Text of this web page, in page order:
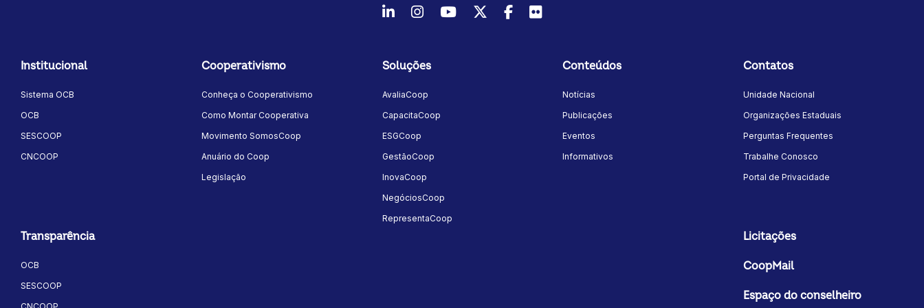
LinkedInInstagram
YoutubeTwitter/X
Facebook
Flickr
Institucional
Sistema OCB
OCB
SESCOOP
CNCOOP
Cooperativismo
Conheça o Cooperativismo
Como Montar Cooperativa
Movimento SomosCoop
Anuário do Coop
Legislação
Soluções
AvaliaCoop
CapacitaCoop
ESGCoop
GestãoCoop
InovaCoop
NegóciosCoop
RepresentaCoop
Conteúdos
Notícias
Publicações
Eventos
Informativos
Contatos
Unidade Nacional
Organizações Estaduais
Perguntas Frequentes
Trabalhe Conosco
Portal de Privacidade
Transparência
OCB
SESCOOP
Licitações
CoopMail
Espaço do conselheiro